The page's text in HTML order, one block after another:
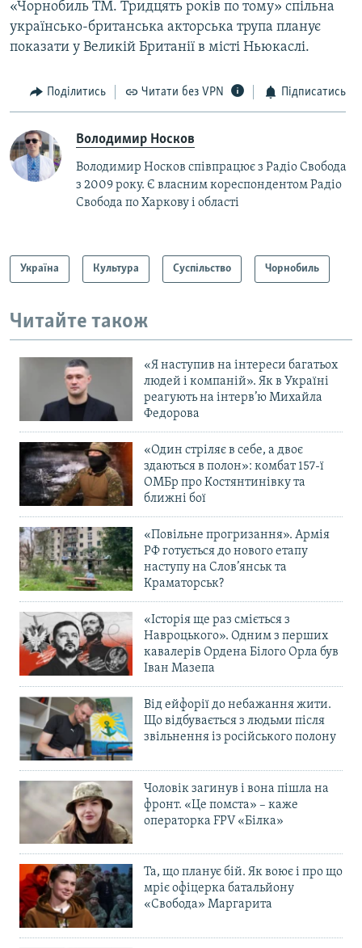
«Чорнобиль TM. Тридцять років по тому» спільна
українсько-британська акторська трупа планує
показати у Великій Британії в місті Ньюкаслі.
Поділитись Читати без VPN Підписатись
Володимир Носков
Володимир Носков співпрацює з Радіо Свобода
з 2009 року. Є власним кореспондентом Радіо
Свобода по Харкову і області
Україна Культура Суспільство Чорнобиль
Читайте також
«Я наступив на інтереси багатьох
людей і компаній». Як в Україні
реагують на інтерв’ю Михайла
Федорова
«Один стріляє в себе, а двоє
здаються в полон»: комбат 157-ї
ОМБр про Костянтинівку та
ближні бої
«Повільне прогризання». Армія
РФ готується до нового етапу
наступу на Слов’янськ та
Краматорськ?
«Історія ще раз сміється з
Навроцького». Одним з перших
кавалерів Ордена Білого Орла був
Іван Мазепа
Від ейфорії до небажання жити.
Що відбувається з людьми після
звільнення із російського полону
Чоловік загинув і вона пішла на
фронт. «Це помста» – каже
операторка FPV «Білка»
Та, що планує бій. Як воює і про що
мріє офіцерка батальйону
«Свобода» Маргарита